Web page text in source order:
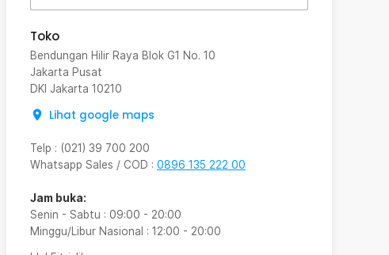
Toko
Bendungan Hilir Raya Blok G1 No. 10
Jakarta Pusat
DKI Jakarta 10210
Lihat google maps
Telp : (021) 39 700 200
Whatsapp Sales / COD : 0896 135 222 00
Jam buka:
Senin - Sabtu : 09:00 - 20:00
Minggu/Libur Nasional : 12:00 - 20:00